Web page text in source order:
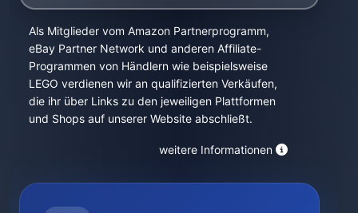
Als Mitglieder vom Amazon Partnerprogramm,
eBay Partner Network und anderen Affiliate-
Programmen von Händlern wie beispielsweise
LEGO verdienen wir an qualifizierten Verkäufen,
die ihr über Links zu den jeweiligen Plattformen
und Shops auf unserer Website abschließt.
weitere Informationen